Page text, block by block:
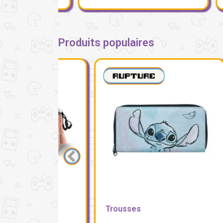
Produits populaires
Trousses